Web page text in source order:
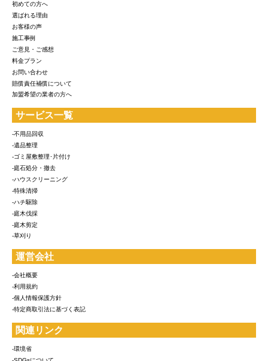
初めての方へ
選ばれる理由
お客様の声
施工事例
ご意見・ご感想
料金プラン
お問い合わせ
賠償責任補償について
加盟希望の業者の方へ
サービス一覧
-不用品回収
-遺品整理
-ゴミ屋敷整理･片付け
-庭石処分・撤去
-ハウスクリーニング
-特殊清掃
-ハチ駆除
-庭木伐採
-庭木剪定
-草刈り
運営会社
-会社概要
-利用規約
-個人情報保護方針
-特定商取引法に基づく表記
関連リンク
-環境省